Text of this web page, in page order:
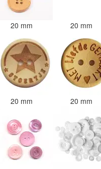
20 mm 20 mm
20 mm 20 mm